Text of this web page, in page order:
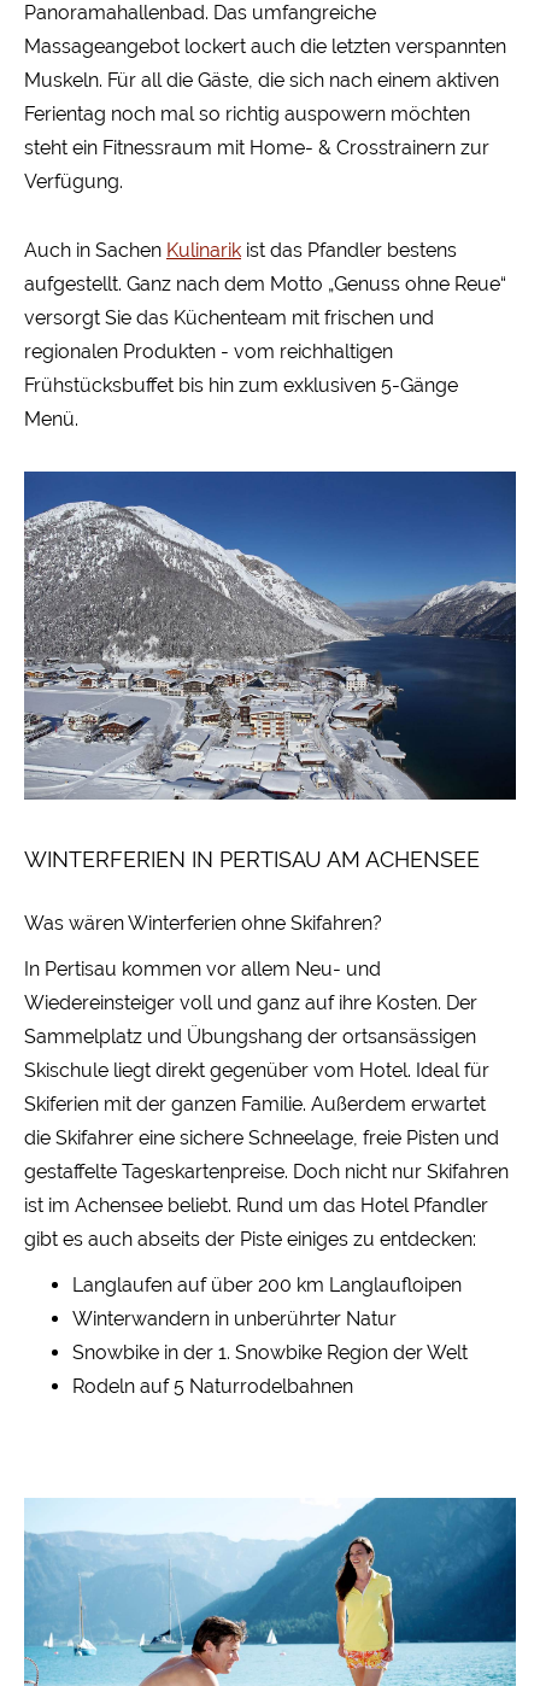
Panoramahallenbad. Das umfangreiche
Massageangebot lockert auch die letzten verspannten
Muskeln. Für all die Gäste, die sich nach einem aktiven
Ferientag noch mal so richtig auspowern möchten
steht ein Fitnessraum mit Home- & Crosstrainern zur
Verfügung.
Auch in Sachen Kulinarik ist das Pfandler bestens
aufgestellt. Ganz nach dem Motto „Genuss ohne Reue“
versorgt Sie das Küchenteam mit frischen und
regionalen Produkten - vom reichhaltigen
Frühstücksbuffet bis hin zum exklusiven 5-Gänge
Menü.
WINTERFERIEN IN PERTISAU AM ACHENSEE
Was wären Winterferien ohne Skifahren?
In Pertisau kommen vor allem Neu- und
Wiedereinsteiger voll und ganz auf ihre Kosten. Der
Sammelplatz und Übungshang der ortsansässigen
Skischule liegt direkt gegenüber vom Hotel. Ideal für
Skiferien mit der ganzen Familie. Außerdem erwartet
die Skifahrer eine sichere Schneelage, freie Pisten und
gestaffelte Tageskartenpreise. Doch nicht nur Skifahren
ist im Achensee beliebt. Rund um das Hotel Pfandler
gibt es auch abseits der Piste einiges zu entdecken:
Langlaufen auf über 200 km Langlaufloipen
Winterwandern in unberührter Natur
Snowbike in der 1. Snowbike Region der Welt
Rodeln auf 5 Naturrodelbahnen